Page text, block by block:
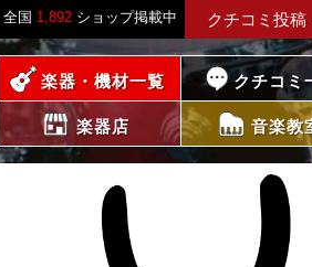
全国 1,892 ショップ掲載中 クチコミ投
楽器・機材一覧 クチコミ
楽器店 音楽教